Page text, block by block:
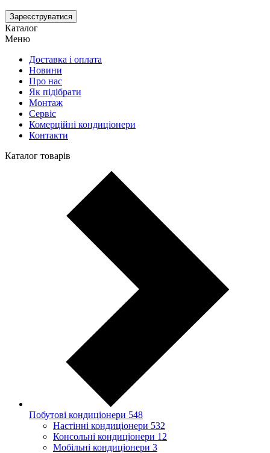
Зареєструватися
Каталог
Меню
Доставка і оплата
Новини
Про нас
Як підібрати
Монтаж
Сервіс
Комерційні кондиціонери
Контакти
Каталог товарів
Побутові кондиціонери 548
Настінні кондиціонери 532
Консольні кондиціонери 12
Мобільні кондиціонери 3